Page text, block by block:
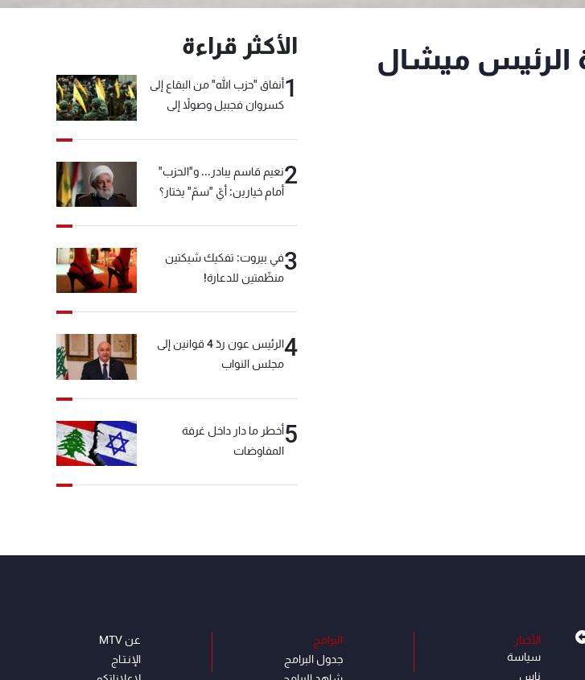
الرئيس ميشال
الأكثر قراءة
1أنفاق "حزب الله" من البقاع إلى
كسروان فجبيل وصولاً إلى
2نعيم قاسم يبادر... و"الحزب"
أمام خيارين: أيّ "سمّ" يختار؟
3في بيروت: تفكيك شبكتين
منظّمتين للدعارة!
4
الرئيس عون ردّ 4 قوانين إلى
مجلس النواب
5أخطر ما دار داخل غرفة
المفاوضات
الأخبار
سياسة
ناس
البرامج
جدول البرامج
عن MTV
الإنـتـاج